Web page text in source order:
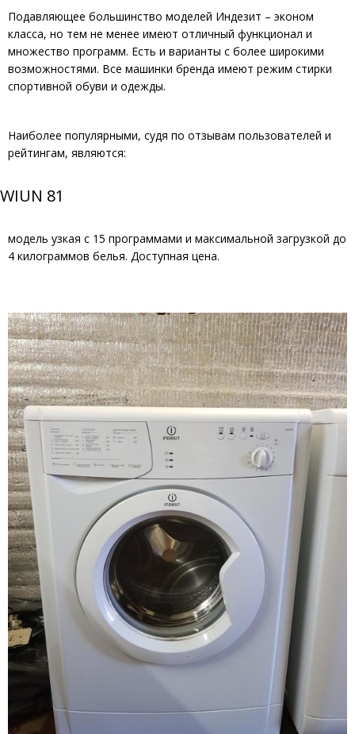
Подавляющее большинство моделей Индезит – эконом
класса, но тем не менее имеют отличный функционал и
множество программ. Есть и варианты с более широкими
возможностями. Все машинки бренда имеют режим стирки
спортивной обуви и одежды.
Наиболее популярными, судя по отзывам пользователей и
рейтингам, являются:
WIUN 81
модель узкая с 15 программами и максимальной загрузкой до
4 килограммов белья. Доступная цена.